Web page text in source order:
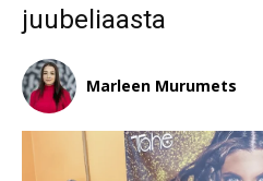
juubeliaasta
Marleen Murumets